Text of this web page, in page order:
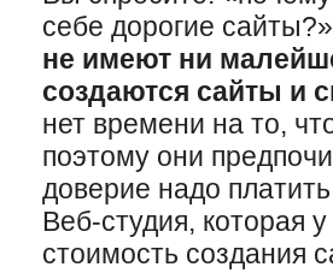
себе дорогие
не имеют ни
создаются сайты и
нет времени на то,
поэтому они
доверие надо
Веб-студия, которая
стоимость создания